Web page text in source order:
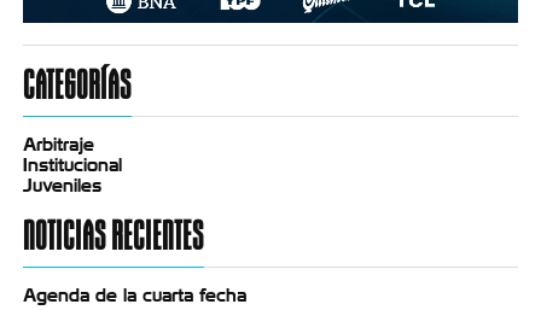
CATEGORÍAS
Arbitraje
Institucional
Juveniles
NOTICIAS RECIENTES
Agenda de la cuarta fecha